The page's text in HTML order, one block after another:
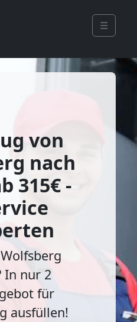
☰
von
nach
315€ -
In nur 2
für
ausfüllen!